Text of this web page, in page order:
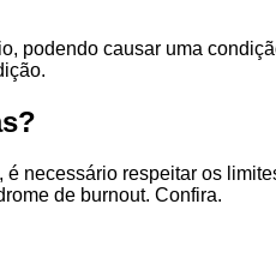
podendo causar uma
necessário respeitar os
de burnout. Confira.